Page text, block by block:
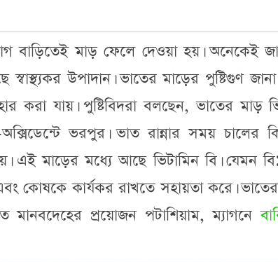
বাড়িতেই মাড় ফেলে দেওয়া হয়। অনেকেই
স্বাস্থ্যকর উপাদান। ভাতের মাড়ের পুষ্টিগুণ
করা যায়। পুষ্টিবিদরা বলছেন, ভাতের মাড়
ভরপুর। ভাত রান্নার সময় চালের
এই মাড়ের মধ্যে আছে ভিটামিন বি। যেমন
কোষকে কার্যকর রাখতে সহায়তা করে।
মানবদেহের প্রয়োজন পটাশিয়াম, ম্যাগনে